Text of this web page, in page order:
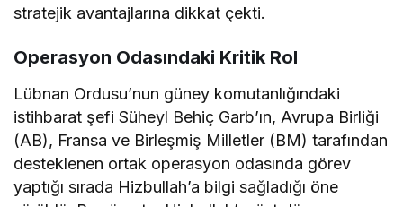
stratejik avantajlarına dikkat çekti.
Operasyon Odasındaki Kritik Rol
Lübnan Ordusu’nun güney komutanlığındaki
istihbarat şefi Süheyl Behiç Garb’ın, Avrupa Birliği
(AB), Fransa ve Birleşmiş Milletler (BM) tarafından
desteklenen ortak operasyon odasında görev
yaptığı sırada Hizbullah’a bilgi sağladığı öne